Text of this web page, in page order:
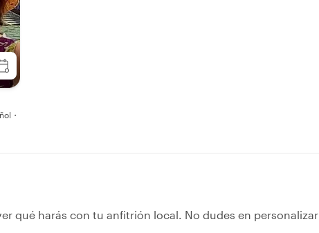
・
qué harás con tu anfitrión local. No dudes en personalizar